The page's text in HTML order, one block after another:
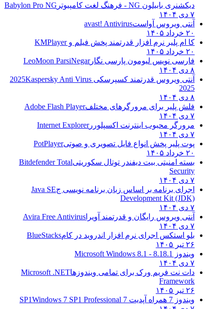
دیکشنری بابیلون NG - فرهنگ لغت کامپیوتر
Babylon Pro NG
۷ دی ۱۴۰۴
آنتی ویروس آواستavast! Antivirus
۲۰ خرداد ۱۴۰۵
کا ام پلیر نرم افزار قدرتمند پخش فیلم وKMPlayer
۲۰ خرداد ۱۴۰۵
فارسی نویس لیومون پارسی نگارLeoMoon ParsiNegar
۸ دی ۱۴۰۴
آنتی ویروس قدرتمند کسپرسکی 2025 Kaspersky Anti Virus
2025
۸ دی ۱۴۰۴
فلش پلیر برای مرورگرهای مختلفAdobe Flash Player
۷ دی ۱۴۰۴
مرورگر محبوب اینترنت اکسپلوررInternet Explorer
۷ دی ۱۴۰۴
پوت پلیر پخش انواع فایل تصویری و صوتیPotPlayer
۲۰ خرداد ۱۴۰۵
بسته امنیتی بیت دیفندر توتال سکوریتیBitdefender Total
Security
۷ دی ۱۴۰۴
اجرای برنامه بر اساس زبان برنامه نویسی جJava SE
Development Kit (JDK)
۷ دی ۱۴۰۴
آنتی ویروس رایگان و قدرتمند آویرا Avira Free Antivirus
۷ دی ۱۴۰۴
بلو استکس اجرای نرم افزار اندروید در کامBlueStacks
۲۶ تیر ۱۴۰۵
ویندوز 8.1
8.1 - Microsoft Windows 8.1
۷ دی ۱۴۰۴
دات نت فریم ورک برای تمامی ویندوزهاMicrosoft .NET
Framework
۲۶ تیر ۱۴۰۵
ویندوز 7 همراه آپدیت 7 SP1
Windows 7 SP1 Professional